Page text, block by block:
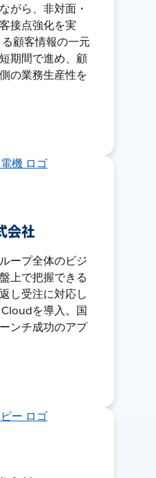
がら、非対面・
接点強化を実
顧客情報の一元
期間で進め、顧
の業務生産性を
会社
ープ全体のビジ
上で把握できる
し受注に対応し
を導入。国
ンチ成功のアプ